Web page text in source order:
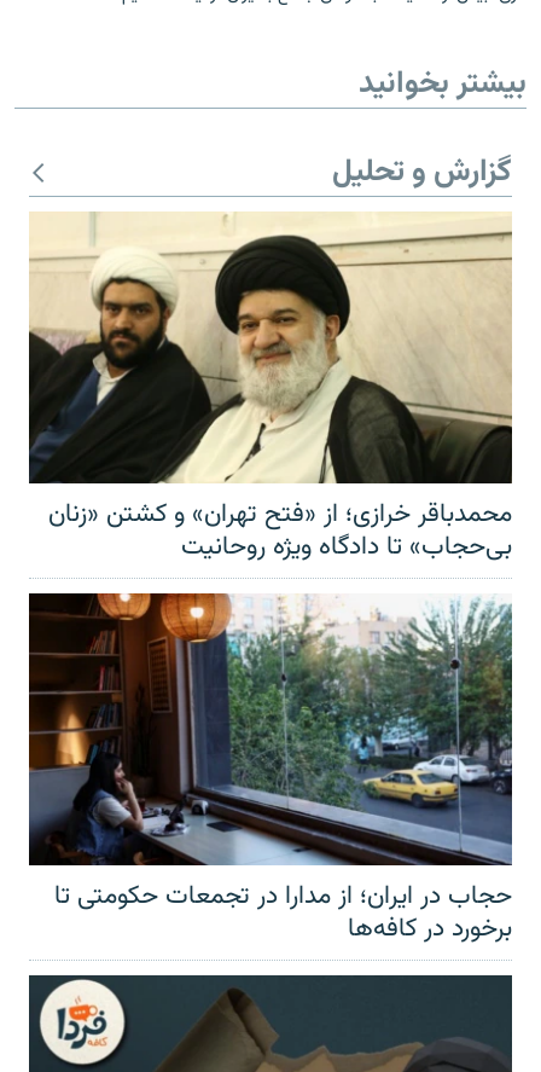
بیشتر بخوانید
گزارش و تحلیل
محمدباقر خرازی؛ از «فتح تهران» و کشتن «زنان
بی‌حجاب» تا دادگاه ویژه روحانیت
حجاب در ایران؛ از مدارا در تجمعات حکومتی تا
برخورد در کافه‌ها